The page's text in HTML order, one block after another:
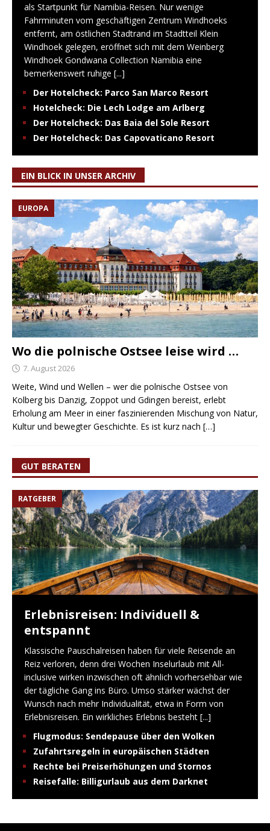
als Startpunkt für Namibia-Reisen. Nur wenige
Fahrminuten vom geschäftigen Zentrum Windhoeks
entfernt, am östlichen Stadtrand im Stadtteil Klein
Windhoek gelegen, eröffnet sich mit dem Weinberg
Windhoek Gondwana Collection Namibia eine
bemerkenswert ruhige [...]
Der Hotelcheck: Parco San Marco Resort
Hotelcheck: Die Lech Lodge am Arlberg
Der Hotelcheck: Das Baia del Sole Resort
Der Hotelcheck: Das Capovaticano Resort
EIN BLICK IN UNSER ARCHIV
EUROPA
Wo die polnische Ostsee leise wird …
7. August 2026
Weite, Wind und Wellen – wer die polnische Ostsee von
Kolberg bis Danzig, Zoppot und Gdingen bereist, erlebt
Erholung am Meer in einer faszinierenden Mischung von Natur,
Kultur und bewegter Geschichte. Es ist kurz nach […]
GUT BERATEN
RATGEBER
Erlebnisreisen: Individuell &
entspannt
Klassische Pauschalreisen haben für viele Reisende an
Reiz verloren, denn drei Wochen Inselurlaub mit All-
inclusive wirken inzwischen oft ähnlich vorhersehbar wie
der tägliche Gang ins Büro. Umso stärker wächst der
Wunsch nach mehr Individualität, etwa in Form von
Erlebnisreisen. Ein wirkliches Erlebnis besteht [...]
Flugmodus: Sendepause über den Wolken
Zufahrtsregeln in europäischen Städten
Rechte bei Preiserhöhungen und Stornos
Reisefalle: Billigurlaub aus dem Darknet